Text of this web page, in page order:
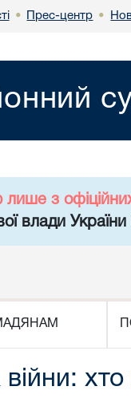
• Прес-центр •
з
влади
війни: